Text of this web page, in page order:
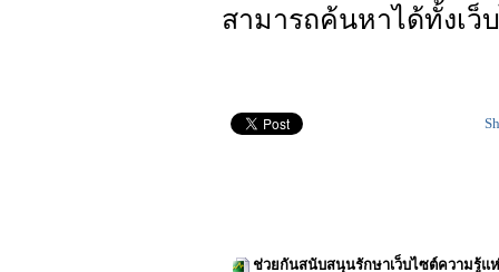
สามารถค้นหาได้ทั้งเว็
ช่วยกันสนับสนุนรักษาเว็บไซต์ความรู้แ